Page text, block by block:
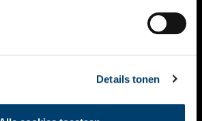
Details tonen